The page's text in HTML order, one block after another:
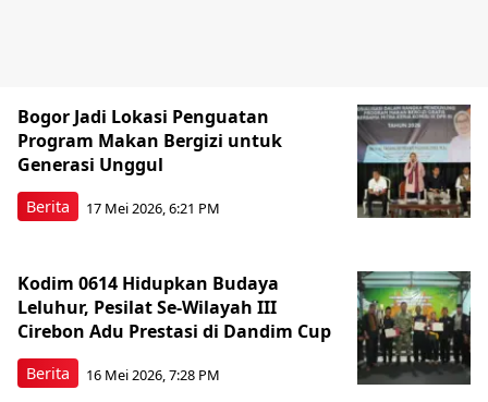
Berita
Bogor Jadi Lokasi Penguatan
Program Makan Bergizi untuk
Generasi Unggul
17 Mei 2026, 6:21 PM
Berita
Kodim 0614 Hidupkan Budaya
Leluhur, Pesilat Se-Wilayah III
Cirebon Adu Prestasi di Dandim Cup
16 Mei 2026, 7:28 PM